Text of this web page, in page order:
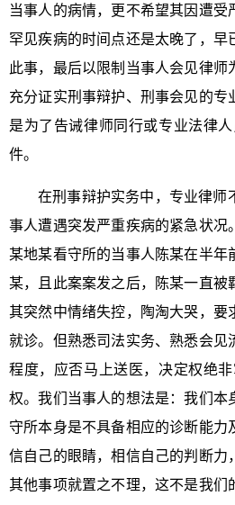
当事人的病情，更不希望其因遭
罕见疾病的时间点还是太晚了，
此事，最后以限制当事人会见律
充分证实刑事辩护、刑事会见的
是为了告诫律师同行或专业法律
件。
在刑事辩护实务中，专业律师
事人遭遇突发严重疾病的紧急状
某地某看守所的当事人陈某在半
某，且此案案发之后，陈某一直
其突然中情绪失控，陶淘大哭，
就诊。但熟悉司法实务、熟悉会
程度，应否马上送医，决定权绝
权。我们当事人的想法是：我们
守所本身是不具备相应的诊断能
信自己的眼睛，相信自己的判断
其他事项就置之不理，这不是我